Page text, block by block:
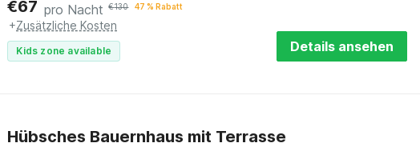
€67 pro Nacht €130 47 % Rabatt
+Zusätzliche Kosten
Kids zone available Details ansehen
Hübsches Bauernhaus mit Terrasse